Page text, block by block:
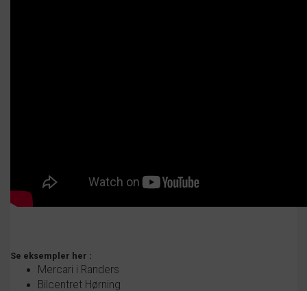
Se eksempler her :
Mercari i Randers
Bilcentret Hørning